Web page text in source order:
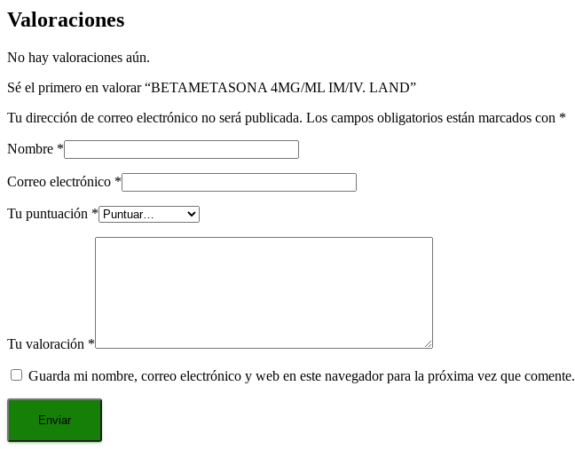
Valoraciones
No hay valoraciones aún.
Sé el primero en valorar “BETAMETASONA 4MG/ML IM/IV. LAND”
Tu dirección de correo electrónico no será publicada. Los campos obligatorios están marcados con *
Nombre *
Correo electrónico *
Tu puntuación *
Tu valoración *
Guarda mi nombre, correo electrónico y web en este navegador para la próxima vez que comente.